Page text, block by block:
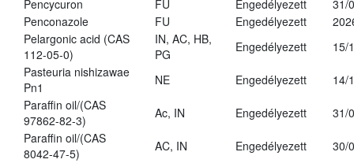
Pencycuron
FU Engedélyezett
31/
Penconazole
FU Engedélyezett
Pelargonic acid (CAS
112-05-0)
IN, AC, HB,
PG
Engedélyezett
15/
Pasteuria nishizawae
Pn1
NE Engedélyezett
14/
Paraffin oil/(CAS
97862-82-3)
Ac, IN Engedélyezett
31/
Paraffin oil/(CAS
8042-47-5)
AC, IN Engedélyezett 30/